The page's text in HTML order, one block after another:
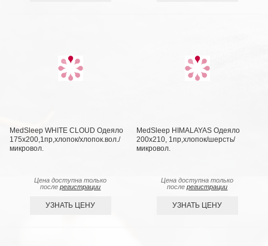
MedSleep WHITE CLOUD Одеяло
175х200,1пр,хлопок/хлопок.вол./
микровол.
Цена доступна только
послерегистрации
УЗНАТЬ ЦЕНУ
MedSleep HIMALAYAS Oдеяло
200х210, 1пр,хлопок/шерсть/
микровол.
Цена доступна только
послерегистрации
УЗНАТЬ ЦЕНУ